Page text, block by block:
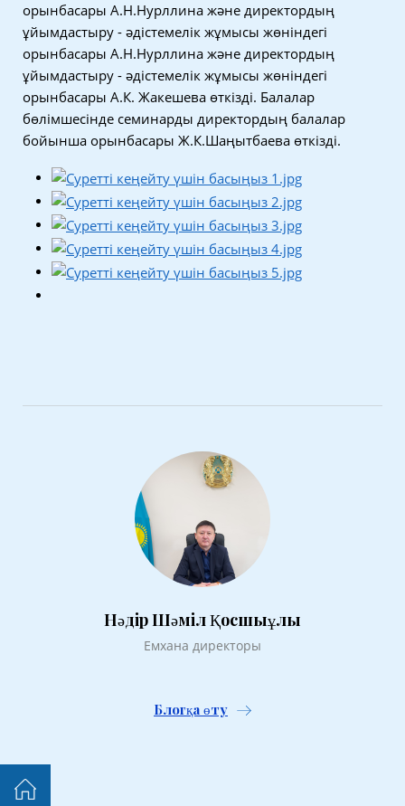
орынбасары А.Н.Нурллина және директордың
ұйымдастыру - әдістемелік жұмысы жөніндегі
орынбасары А.Н.Нурллина және директордың
ұйымдастыру - әдістемелік жұмысы жөніндегі
орынбасары А.К. Жакешева өткізді. Балалар
бөлімшесінде семинарды директордың балалар
бойынша орынбасары Ж.К.Шаңытбаева өткізді.
Нәдір Шәміл Қосшыұлы
Емхана директоры
Блогқа өту